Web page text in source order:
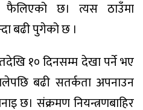
फैलिएको छ। त्यस ठाउँमा
बढी पुगेको छ ।
१० दिनसम्म देखा पर्ने भए
बढी सतर्कता अपनाउन
छ। संक्रमण नियन्त्रणबाहिर